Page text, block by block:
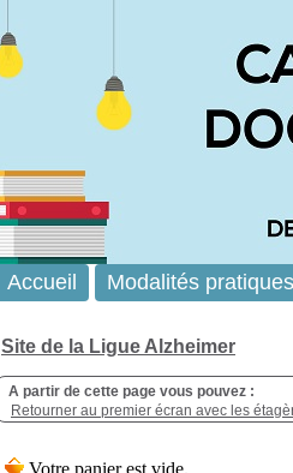
Site de la Ligue Alzheimer
A partir de cette page vous pouvez :
Retourner au premier écran avec les
Accueil Modalités pratiques